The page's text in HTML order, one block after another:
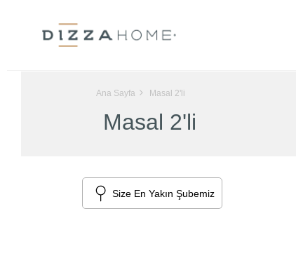
Ana Sayfa Masal 2'li
Masal 2'li
Size En Yakın Şubemiz